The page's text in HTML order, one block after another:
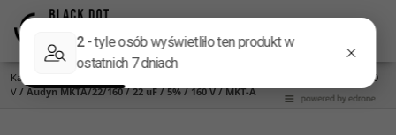
MenuPanel
Kategoria główna
Audyn MKT 160
V / Audyn MKTA/22/160 / 22 uF / 5% / 160 V / MKT-A